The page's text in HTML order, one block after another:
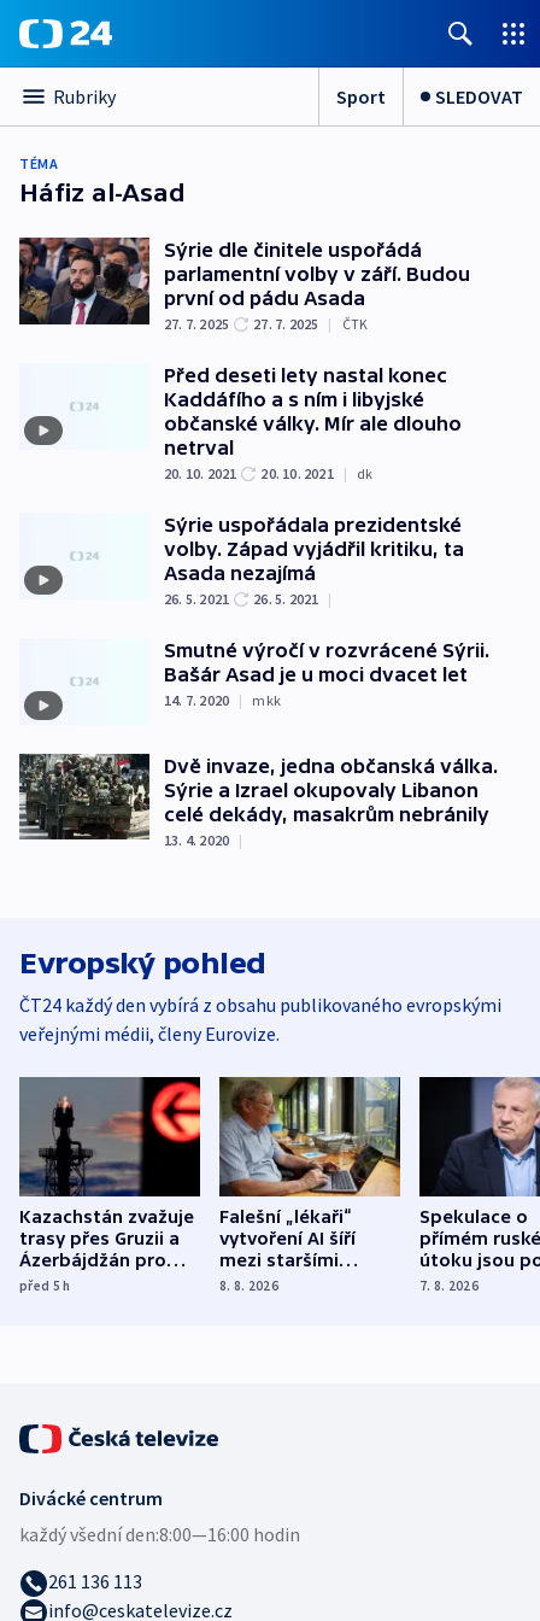
Rubriky Sport SLEDOVAT
TÉMA
Háfiz al-Asad
Sýrie dle činitele uspořádá
parlamentní volby v září. Budou
první od pádu Asada
27. 7. 2025 27. 7. 2025 | ČTK
Před deseti lety nastal konec
Kaddáfího a s ním i libyjské
občanské války. Mír ale dlouho
netrval
20. 10. 2021 20. 10. 2021 | dk
Sýrie uspořádala prezidentské
volby. Západ vyjádřil kritiku, ta
Asada nezajímá
26. 5. 2021 26. 5. 2021 |
Smutné výročí v rozvrácené Sýrii.
Bašár Asad je u moci dvacet let
14. 7. 2020 | mkk
Dvě invaze, jedna občanská válka.
Sýrie a Izrael okupovaly Libanon
celé dekády, masakrům nebránily
13. 4. 2020 |
Evropský pohled
ČT24 každý den vybírá z obsahu publikovaného evropskými
veřejnými médii, členy Eurovize.
Kazachstán zvažuje
trasy přes Gruzii a
Ázerbájdžán pro
vývoz ropy do
před 5h
Falešní „lékaři“
vytvoření AI šíří
mezi staršími
Poláky nebezpečné
8. 8. 2026
Spekulace o
přímém
útoku jsou
míní
7. 8. 2026
Divácké centrum
každý všední den:8:00—16:00 hodin
261 136 113
info@ceskatelevize.cz